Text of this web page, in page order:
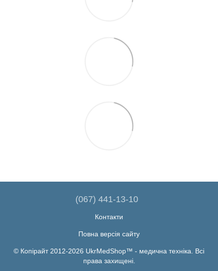
(067) 441-13-10
Контакти
Повна версія сайту
© Копірайт 2012-2026 UkrMedShop™ - медична техніка. Всі
права захищені.